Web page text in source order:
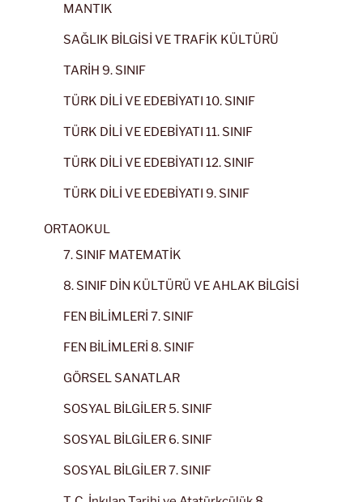
MANTIK
SAĞLIK BİLGİSİ VE TRAFİK KÜLTÜRÜ
TARİH 9. SINIF
TÜRK DİLİ VE EDEBİYATI 10. SINIF
TÜRK DİLİ VE EDEBİYATI 11. SINIF
TÜRK DİLİ VE EDEBİYATI 12. SINIF
TÜRK DİLİ VE EDEBİYATI 9. SINIF
ORTAOKUL
7. SINIF MATEMATİK
8. SINIF DİN KÜLTÜRÜ VE AHLAK BİLGİSİ
FEN BİLİMLERİ 7. SINIF
FEN BİLİMLERİ 8. SINIF
GÖRSEL SANATLAR
SOSYAL BİLGİLER 5. SINIF
SOSYAL BİLGİLER 6. SINIF
SOSYAL BİLGİLER 7. SINIF